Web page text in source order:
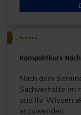
Seminar
Kompaktkurs
Nach dem
Sachverhalte im
und Ihr Wissen
anzuwenden.